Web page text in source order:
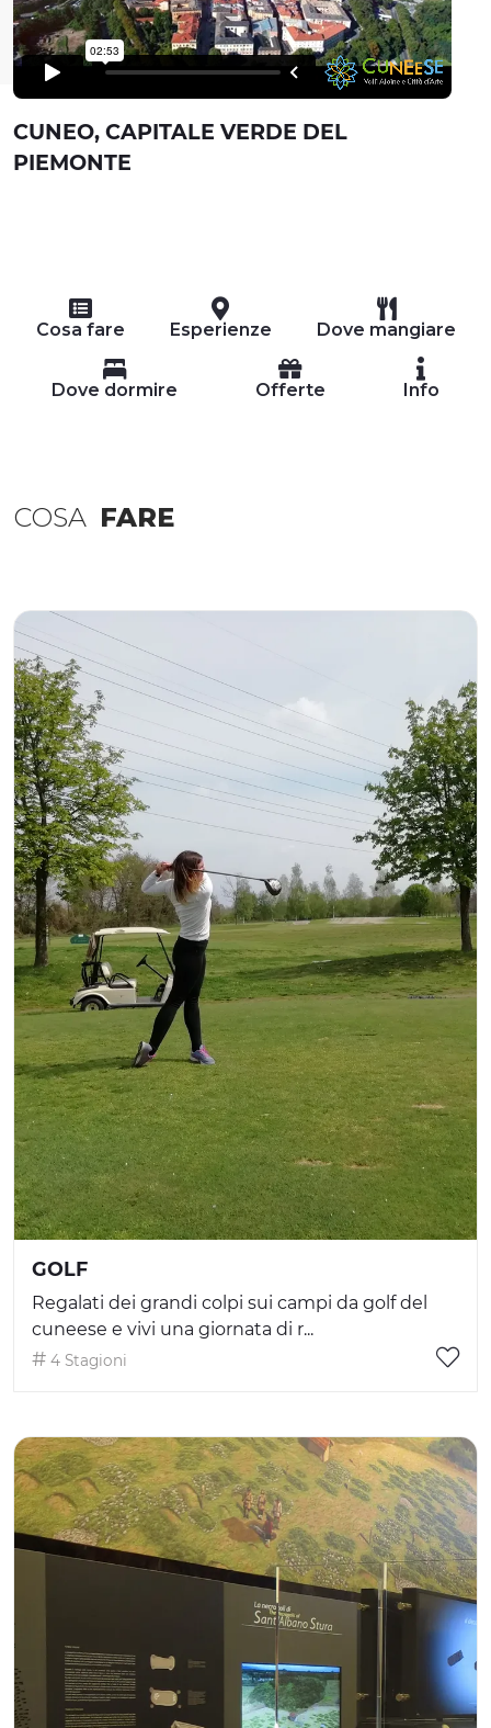
CUNEO, CAPITALE VERDE DEL
PIEMONTE
Cosa fare Esperienze Dove mangiare
Dove dormire Offerte Info
COSA FARE
GOLF
Regalati dei grandi colpi sui campi da golf del
cuneese e vivi una giornata di r...
4 Stagioni